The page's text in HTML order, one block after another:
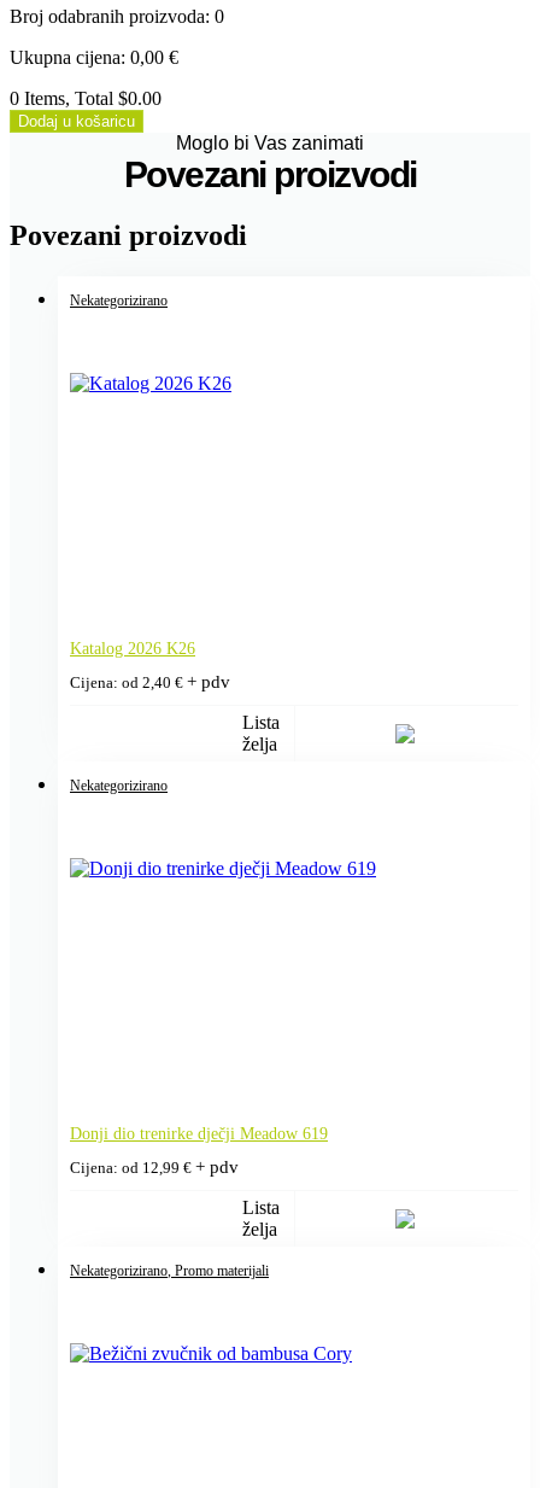
Broj odabranih proizvoda: 0
Ukupna cijena: 0,00 €
0 Items, Total $0.00
Dodaj u košaricu
Moglo bi Vas zanimati
Povezani proizvodi
Povezani proizvodi
Nekategorizirano
Katalog 2026 K26
Cijena: od 2,40 € + pdv
Lista
želja
Nekategorizirano
Donji dio trenirke dječji Meadow 619
Cijena: od 12,99 € + pdv
Lista
želja
Nekategorizirano , Promo materijali